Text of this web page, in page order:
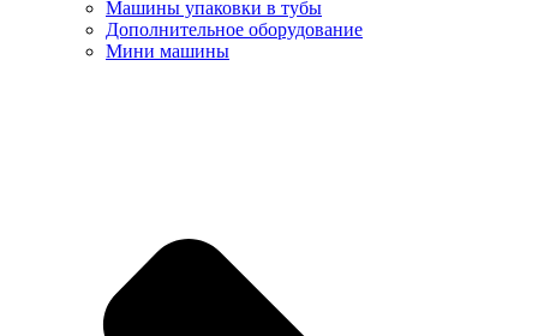
Машины упаковки в тубы
Дополнительное оборудование
Мини машины